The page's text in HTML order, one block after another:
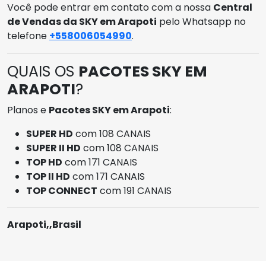
Você pode entrar em contato com a nossa Central
de Vendas da SKY em Arapoti pelo Whatsapp no
telefone +558006054990.
QUAIS OS PACOTES SKY EM
ARAPOTI?
Planos e Pacotes SKY em Arapoti:
SUPER HD com 108 CANAIS
SUPER II HD com 108 CANAIS
TOP HD com 171 CANAIS
TOP II HD com 171 CANAIS
TOP CONNECT com 191 CANAIS
Arapoti,,Brasil